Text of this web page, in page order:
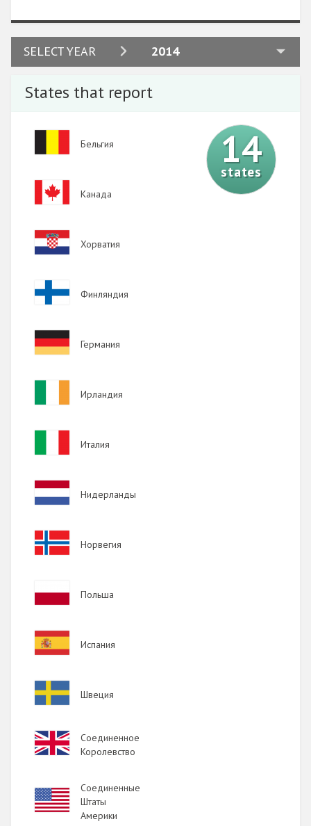
SELECT YEAR 2014
2024
States that report
Бельгия
Image
Канада
Image
Хорватия
Image
Финляндия
Image
Германия
Ирландия
Италия
Image
Нидерланды
Image
Норвегия
Польша
Image
Испания
Image
Швеция
Image
Соединенное
Королевство
Image
Соединенные
Штаты
Америки
14
states